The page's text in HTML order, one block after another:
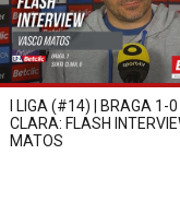
I LIGA (#14) | BRAGA 1-
CLARA: FLASH
MATOS